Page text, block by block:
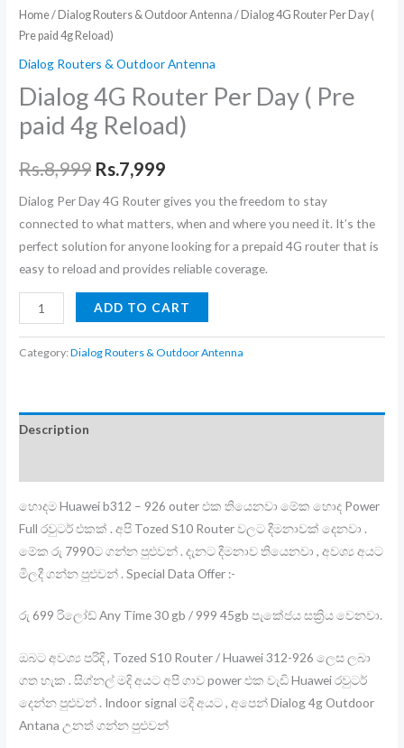
Home/ Dialog Routers & Outdoor Antenna / Dialog 4G Router Per Day (
Pre paid 4g Reload)
Dialog Routers & Outdoor Antenna
Dialog 4G Router Per Day ( Pre
paid 4g Reload)
Rs.8,999 Original
price
was:
Rs.8,999.
Rs.7,999
price
is:
Rs.7,999.
Dialog Per Day 4G Router gives you the freedom to stay
connected to what matters, when and where you need it. It’s the
perfect solution for anyone looking for a prepaid 4G router that is
easy to reload and provides reliable coverage.
Dialog
4G
Router
(
Pre
4g
Reload)
quantity
ADD TO CART
Category:Dialog Routers & Outdoor Antenna
Description
හොදම Huawei b312 – 926 outer එක තියෙනවා මේක හොද Power
Full රවුටර් එකක් . අපි Tozed S10 Router වලට දීමනාවක් දෙනවා .
මේක රු 7990ට ගන්න පුළුවන් . දැනට දීමනාව තියෙනවා , අවශ්‍ය අයට
මිලදී ගන්න පුළුවන් . Special Data Offer :-
රු 699 රිලෝඩ් Any Time 30 gb / 999 45gb පැකේජය සක්‍රිය වෙනවා.
ඔබට අවශ්‍ය පරිදි , Tozed S10 Router / Huawei 312-926 ලෙස ලබා
ගත හැක . සිග්නල් මදි අයට අපි ගාව power එක වැඩි Huawei රවුටර්
දෙන්න පුළුවන් . Indoor signal මදි අයට , අපෙන් Dialog 4g Outdoor
Antana උනත් ගන්න පුළුවන්